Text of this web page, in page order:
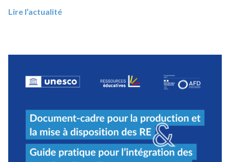
Lire l’actualité